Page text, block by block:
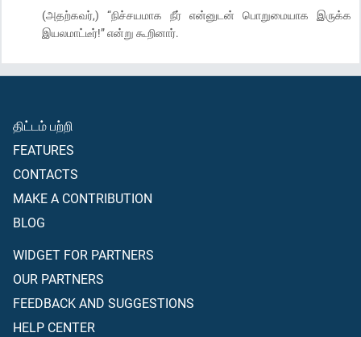
(அதற்கவர்,) “நிச்சயமாக நீர் என்னுடன் பொறுமையாக இருக்க
இயலமாட்டீர்!” என்று கூறினார்.
திட்டம் பற்றி
FEATURES
CONTACTS
MAKE A CONTRIBUTION
BLOG
WIDGET FOR PARTNERS
OUR PARTNERS
FEEDBACK AND SUGGESTIONS
HELP CENTER